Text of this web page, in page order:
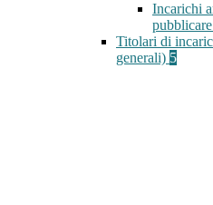
Incarichi
Titolari di
generali) 5